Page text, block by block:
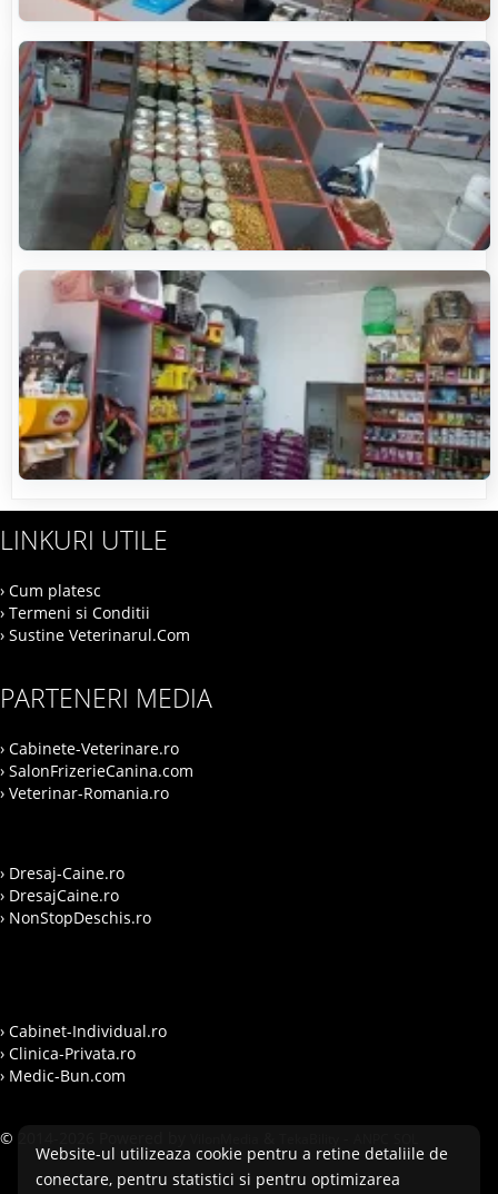
LINKURI UTILE
› Cum platesc
› Termeni si Conditii
› Sustine Veterinarul.Com
PARTENERI MEDIA
› Cabinete-Veterinare.ro
› SalonFrizerieCanina.com
› Veterinar-Romania.ro
› Dresaj-Caine.ro
› DresajCaine.ro
› NonStopDeschis.ro
› Cabinet-Individual.ro
› Clinica-Privata.ro
› Medic-Bun.com
© 2014-2026 Powered by
Website-ul utilizeaza cookie pentru a retine detaliile de
conectare, pentru statistici si pentru optimizarea